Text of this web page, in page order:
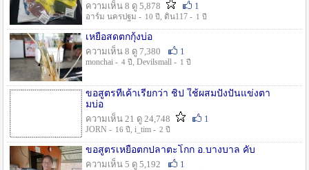
ความเห็น 8 ดู 5,878
1
อาร์ม นครปฐม - 10 ปี , ดิน117 - 1 ปี
เหยื่อสดตกกุ้งบ่อ
ความเห็น 8 ดู 7,380
1
monchai - 4 ปี , Devilsmall - 1 ปี
ขอสูตรที่เค้าเรียกว่า ชิป ใช้ผสมปังปั่นแข่งตา
มบ่อ
ความเห็น 21 ดู 24,748
1
JORN - 16 ปี , i_tim - 2 ปี
ขอสูตรเหยื่อตกปลาตะโกก อ.บางบาล คับ
ความเห็น 5 ดู 5,192
1